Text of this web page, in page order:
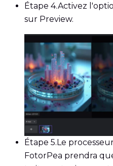
Étape 4.Activez
sur Preview.
Étape 5.Le
FotorPea prendra